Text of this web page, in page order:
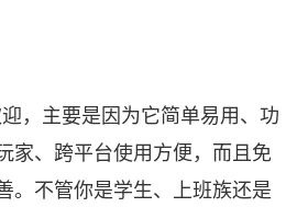
，主要是因为它简单易用、功
家、跨平台使用方便，而且免
。不管你是学生、上班族还是